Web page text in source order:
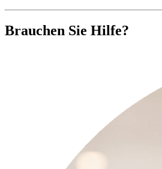
Brauchen Sie Hilfe?